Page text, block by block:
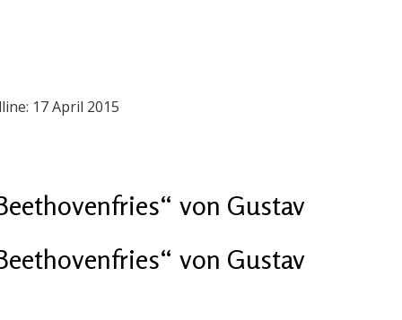
17 April 2015
von Gustav
von Gustav